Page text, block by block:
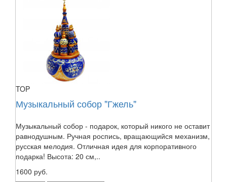
TOP
Музыкальный собор "Гжель"
Музыкальный собор - подарок, который никого не оставит
равнодушным. Ручная роспись, вращающийся механизм,
русская мелодия. Отличная идея для корпоративного
подарка! Высота: 20 см,..
1600 руб.